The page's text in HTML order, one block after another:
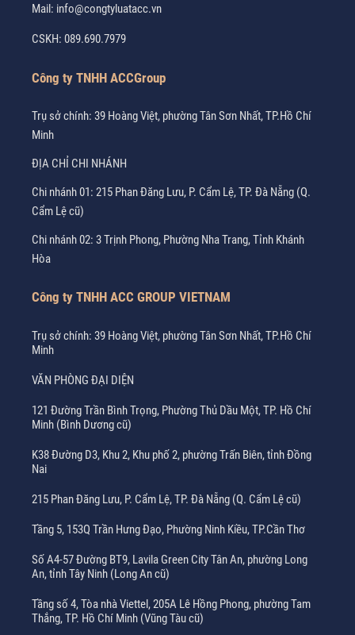
Mail: info@congtyluatacc.vn
CSKH: 089.690.7979
Công ty TNHH ACCGroup
Trụ sở chính: 39 Hoàng Việt, phường Tân Sơn Nhất, TP.Hồ Chí
Minh
ĐỊA CHỈ CHI NHÁNH
Chi nhánh 01: 215 Phan Đăng Lưu, P. Cẩm Lệ, TP. Đà Nẵng (Q.
Cẩm Lệ cũ)
Chi nhánh 02: 3 Trịnh Phong, Phường Nha Trang, Tỉnh Khánh
Hòa
Công ty TNHH ACC GROUP VIETNAM
Trụ sở chính: 39 Hoàng Việt, phường Tân Sơn Nhất, TP.Hồ Chí
Minh
VĂN PHÒNG ĐẠI DIỆN
121 Đường Trần Bình Trọng, Phường Thủ Dầu Một, TP. Hồ Chí
Minh (Bình Dương cũ)
K38 Đường D3, Khu 2, Khu phố 2, phường Trấn Biên, tỉnh Đồng
Nai
215 Phan Đăng Lưu, P. Cẩm Lệ, TP. Đà Nẵng (Q. Cẩm Lệ cũ)
Tầng 5, 153Q Trần Hưng Đạo, Phường Ninh Kiều, TP.Cần Thơ
Số A4-57 Đường BT9, Lavila Green City Tân An, phường Long
An, tỉnh Tây Ninh (Long An cũ)
Tầng số 4, Tòa nhà Viettel, 205A Lê Hồng Phong, phường Tam
Thắng, TP. Hồ Chí Minh (Vũng Tàu cũ)